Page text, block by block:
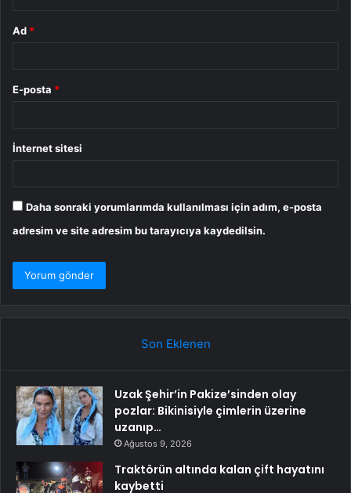
Ad *
E-posta *
İnternet sitesi
Daha sonraki yorumlarımda kullanılması için adım, e-posta
adresim ve site adresim bu tarayıcıya kaydedilsin.
Son Eklenen
Uzak Şehir’in Pakize’sinden olay
pozlar: Bikinisiyle çimlerin üzerine
uzanıp…
Ağustos 9, 2026
Traktörün altında kalan çift hayatını
kaybetti